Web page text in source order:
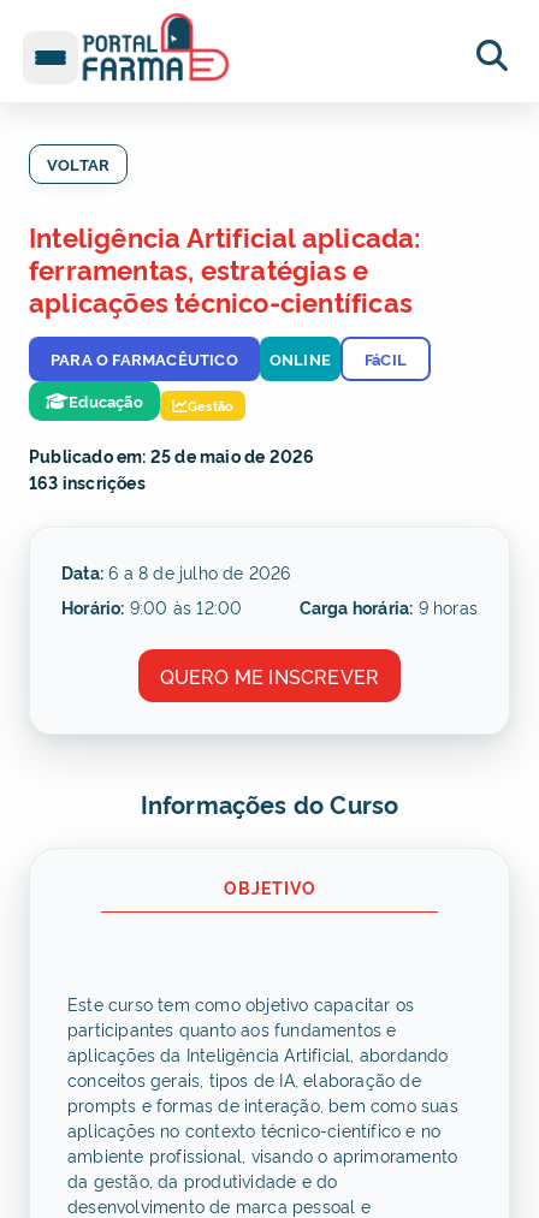
VOLTAR
Inteligência Artificial aplicada:
ferramentas, estratégias e
aplicações técnico-científicas
PARA O FARMACÊUTICO ONLINE
FáCIL
Educação
Gestão
Publicado em: 25 de maio de 2026
163 inscrições
Data: 6 a 8 de julho de 2026
Horário: 9:00 às 12:00 Carga horária: 9 horas
QUERO ME INSCREVER
Informações do Curso
OBJETIVO
Este curso tem como objetivo capacitar os
participantes quanto aos fundamentos e
aplicações da Inteligência Artificial, abordando
conceitos gerais, tipos de IA, elaboração de
prompts e formas de interação, bem como suas
aplicações no contexto técnico-científico e no
ambiente profissional, visando o aprimoramento
da gestão, da produtividade e do
desenvolvimento de marca pessoal e